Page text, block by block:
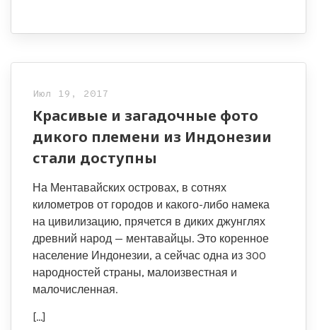
Июл 19, 2017
Красивые и загадочные фото
дикого племени из Индонезии
стали доступны
На Ментавайских островах, в сотнях
километров от городов и какого-либо намека
на цивилизацию, прячется в диких джунглях
древний народ — ментавайцы. Это коренное
население Индонезии, а сейчас одна из 300
народностей страны, малоизвестная и
малочисленная.
[…]